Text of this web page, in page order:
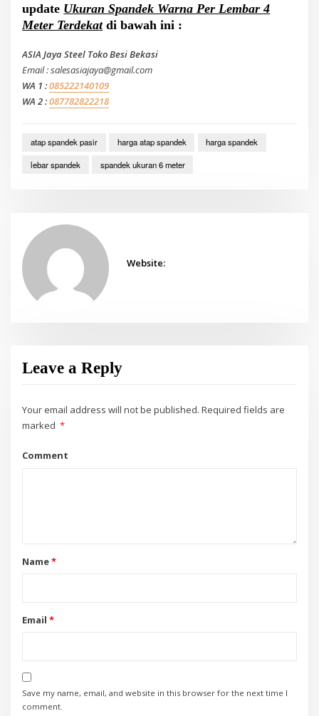
update Ukuran Spandek Warna Per Lembar 4
Meter Terdekatdi bawah ini :
ASIA Jaya Steel Toko Besi Bekasi
Email : salesasiajaya@gmail.com
WA 1 :085222140109
WA 2 :087782822218
atap spandek pasir harga atap spandek
harga spandek
lebar spandek
spandek ukuran 6 meter
Website:
Leave a Reply
Your email address will not be published. Required fields are
marked *
Comment
Name*
Email *
Save my name, email, and website in this browser for the next time I
comment.